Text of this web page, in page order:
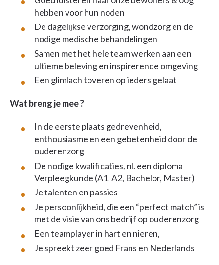
hebben voor hun noden
De dagelijkse verzorging, wondzorg en de
nodige medische behandelingen
Samen met het hele team werken aan een
ultieme beleving en inspirerende omgeving
Een glimlach toveren op ieders gelaat
Wat breng je mee ?
In de eerste plaats gedrevenheid,
enthousiasme en een gebetenheid door de
ouderenzorg
De nodige kwalificaties, nl. een diploma
Verpleegkunde (A1, A2, Bachelor, Master)
Je talenten en passies
Je persoonlijkheid, die een “perfect match” is
met de visie van ons bedrijf op ouderenzorg
Een teamplayer in hart en nieren,
Je spreekt zeer goed Frans en Nederlands